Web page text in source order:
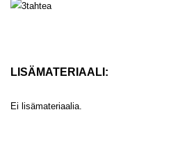
LISÄMATERIAALI:
Ei lisämateriaalia.